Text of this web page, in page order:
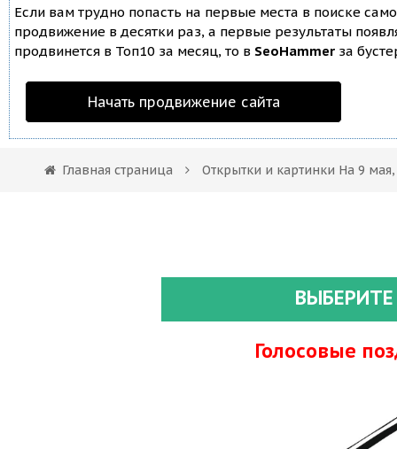
Если вам трудно попасть на первые места в поиске
продвижение в десятки раз, а первые результаты
продвинется в Топ10 за месяц, то в SeoHammer за
Начать продвижение сайта
Главная страница Открытки и картинки На 9
Голосовые